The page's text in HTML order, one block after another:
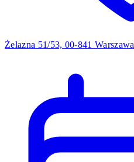
Żelazna 51/53, 00-841 Warszawa